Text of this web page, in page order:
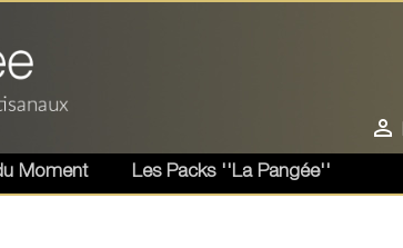

Moment Les Packs ''La Pangée''